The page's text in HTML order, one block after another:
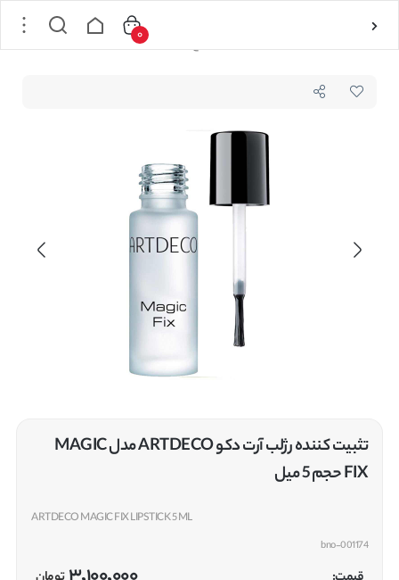
تثبیت کننده رژلب آرت دکو ARTDECO مدل MAGIC FIX حجم 5 میل
0
تثبیت کننده رژلب آرت دکو ARTDECO مدل MAGIC
FIX حجم 5 میل
ARTDECO MAGIC FIX LIPSTICK 5 ML
bno-001174